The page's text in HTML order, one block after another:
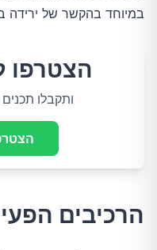
במיוחד בהקשר של ירידה
הצטרפו
ותקבלו
הרכיבים